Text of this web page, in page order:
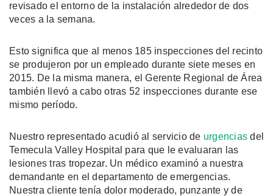
revisado el entorno de la instalación alrededor de dos
veces a la semana.
Esto significa que al menos 185 inspecciones del recinto
se produjeron por un empleado durante siete meses en
2015. De la misma manera, el Gerente Regional de Área
también llevó a cabo otras 52 inspecciones durante ese
mismo período.
Nuestro representado acudió al servicio de urgencias del
Temecula Valley Hospital para que le evaluaran las
lesiones tras tropezar. Un médico examinó a nuestra
demandante en el departamento de emergencias.
Nuestra cliente tenía dolor moderado, punzante y de